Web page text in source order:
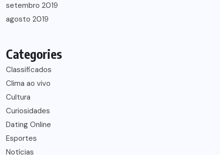
setembro 2019
agosto 2019
Categories
Classificados
Clima ao vivo
Cultura
Curiosidades
Dating Online
Esportes
Notícias